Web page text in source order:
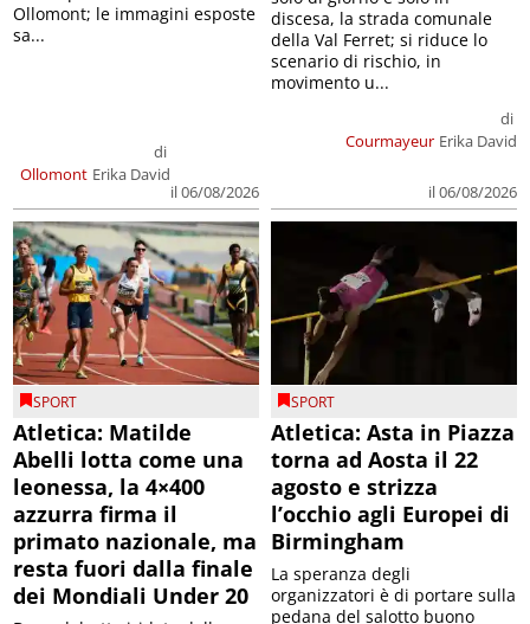
Ollomont
di
Erika David
il 06/08/2026
Ollomont; le immagini esposte
sa...
Courmayeur
di
Erika David
il 06/08/2026
discesa, la strada comunale
della Val Ferret; si riduce lo
scenario di rischio, in
movimento u...
SPORT
Atletica: Matilde
Abelli lotta come una
leonessa, la 4×400
azzurra firma il
primato nazionale, ma
resta fuori dalla finale
dei Mondiali Under 20
SPORT
Atletica: Asta in Piazza
torna ad Aosta il 22
agosto e strizza
l’occhio agli Europei di
Birmingham
La speranza degli
organizzatori è di portare sulla
pedana del salotto buono